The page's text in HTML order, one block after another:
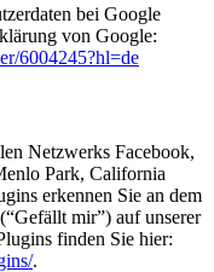
bei Google
von Google:
6004245?hl=de
Netzwerks Facebook,
Park, California
erkennen Sie an dem
mir”) auf unserer
finden Sie hier:
.